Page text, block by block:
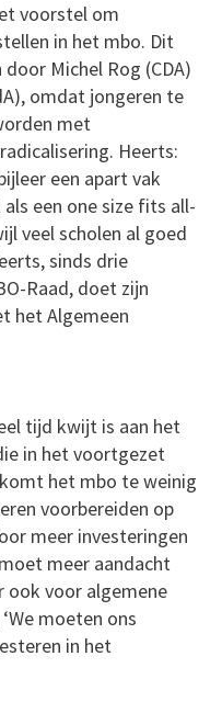
voorstel om
in het mbo. Dit
Michel Rog (CDA)
omdat jongeren te
met
Heerts:
een apart vak
een one size fits all-
veel scholen al goed
sinds drie
Raad, doet zijn
het Algemeen
tijd kwijt is aan het
in het voortgezet
het mbo te weinig
voorbereiden op
meer investeringen
meer aandacht
ook voor algemene
moeten ons
in het